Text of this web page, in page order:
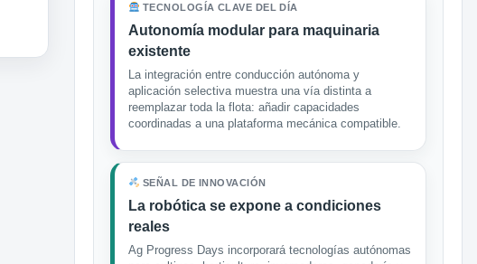
TECNOLOGÍA CLAVE DEL DÍA
Autonomía modular para maquinaria
existente
La integración entre conducción autónoma y
aplicación selectiva muestra una vía distinta a
reemplazar toda la flota: añadir capacidades
coordinadas a una plataforma mecánica compatible.
SEÑAL DE INNOVACIÓN
La robótica se expone a condiciones
reales
Ag Progress Days incorporará tecnologías autónomas